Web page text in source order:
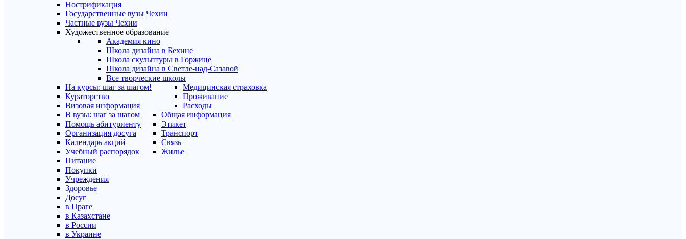
Нострификация
Государственные вузы Чехии
Частные вузы Чехии
Художественное образование
Академия кино
Школа дизайна в Бехине
Школа скульптуры в Горжице
Школа дизайна в Светле-над-Сазавой
Все творческие школы
На курсы: шаг за шагом!
Кураторство
Визовая информация
Медицинская страховка
Проживание
Расходы
В вузы: шаг за шагом
Помощь абитуриенту
Организация досуга
Календарь акций
Учебный распорядок
Общая информация
Этикет
Транспорт
Связь
Жилье
Питание
Покупки
Учреждения
Здоровье
Досуг
в Праге
в Казахстане
в России
в Украине